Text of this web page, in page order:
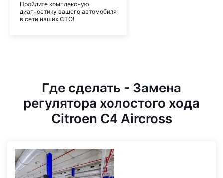
Пройдите комплексную
диагностику вашего автомобиля
в сети наших СТО!
Где сделать - Замена
регулятора холостого хода
Citroen C4 Aircross